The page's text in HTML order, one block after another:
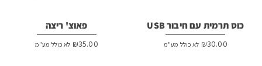
כוס תרמית עם חיבור USB
₪30.00 לא כולל מע"מ
פאוצ' ריצה
₪35.00 לא כולל מע"מ